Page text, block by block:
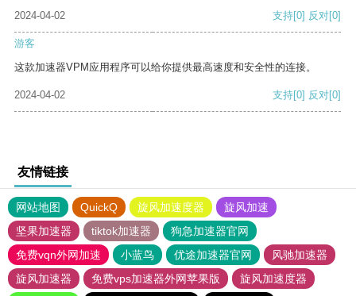
2024-04-02
支持[0] 反对[0]
游客
这款加速器VPM应用程序可以给你提供最高速度和安全性的连接。
2024-04-02 支持[0] 反对[0]
友情链接
网站地图 QuickQ 旋风加速度器
旋风加速
坚果加速器
tiktok加速器
狗急加速器官网
免费vqn外网加速
小蓝鸟 优途加速器官网
风驰加速器
旋风加速器
免费vps加速器外网苹果版
旋风加速度器